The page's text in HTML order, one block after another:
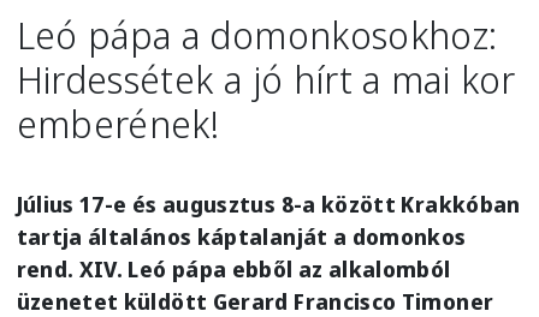
Leó pápa a domonkosokhoz:
Hirdessétek a jó hírt a mai kor
emberének!
Július 17-e és augusztus 8-a között Krakkóban
tartja általános káptalanját a domonkos
rend. XIV. Leó pápa ebből az alkalomból
üzenetet küldött Gerard Francisco Timoner